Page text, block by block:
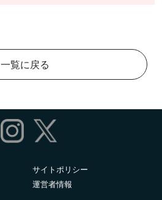
一覧に戻る
サイトポリシー
運営者情報